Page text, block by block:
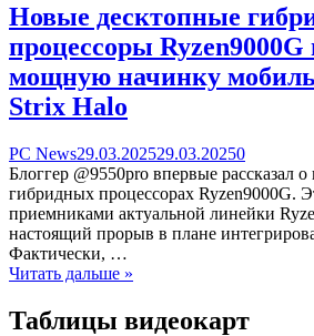
Новые десктопные
процессоры Ryzen9000G
мощную начинку
Strix Halo
Categories
PC NewsPosted
on
29.03.202529.03.20250comments
on
Новые
начинку
Блоггер @9550pro впервые рассказал
гибридных процессорах Ryzen9000G.
приемниками актуальной линейки
настоящий прорыв в плане
Фактически, …
Читать дальше »
Таблицы видеокарт